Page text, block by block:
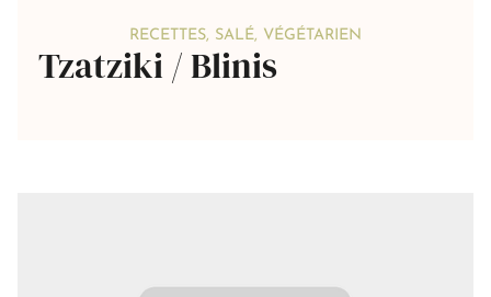
RECETTES, SALÉ, VÉGÉTARIEN
Tzatziki / Blinis